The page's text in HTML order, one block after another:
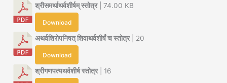
श्रीसमर्थाथर्वशीर्षम् स्तोत्र| 74.00 KB
Download
अथर्वशिरोपनिषत् शिवाथर्वशीर्षं च स्तोत्र| 20
Download
श्रीगणपत्यथर्वशीर्ष स्तोत्र| 16